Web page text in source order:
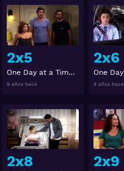
Ver
2x5
One Day at a Time (Día a Día) 2x5
9 años hace
Ver
2x6
9 años hace
Ver
2x8
Ver
2x9